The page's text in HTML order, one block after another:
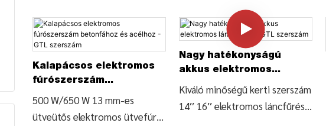
részleteket és árat találhat az
ütvefúrógépről az elektromos
elektromos szerszámkészletből
600 W-os fúrógép 13 mm-es
GTL TOOLS LIMITED
részleteket és árakat az
elektromos fúrószerszámokról
az Electric Power Tools-tól
500 W-os 10 mm-es
KÍNA GTL TOOLS LIMITED
Kalapácsos elektromos
fúrószerszám
betonfához és acélhoz -
500 W/650 W 13 mm-es
ütveütős elektromos ütvefúró
Nagy hatékonyságú
akkus elektromos
láncfűrész - GTL
Kiváló minőségű kerti szerszám
14′′ 16′′ elektromos láncfűrész